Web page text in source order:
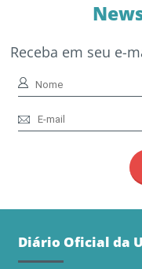
Receba em seu e-
Diário Oficial da